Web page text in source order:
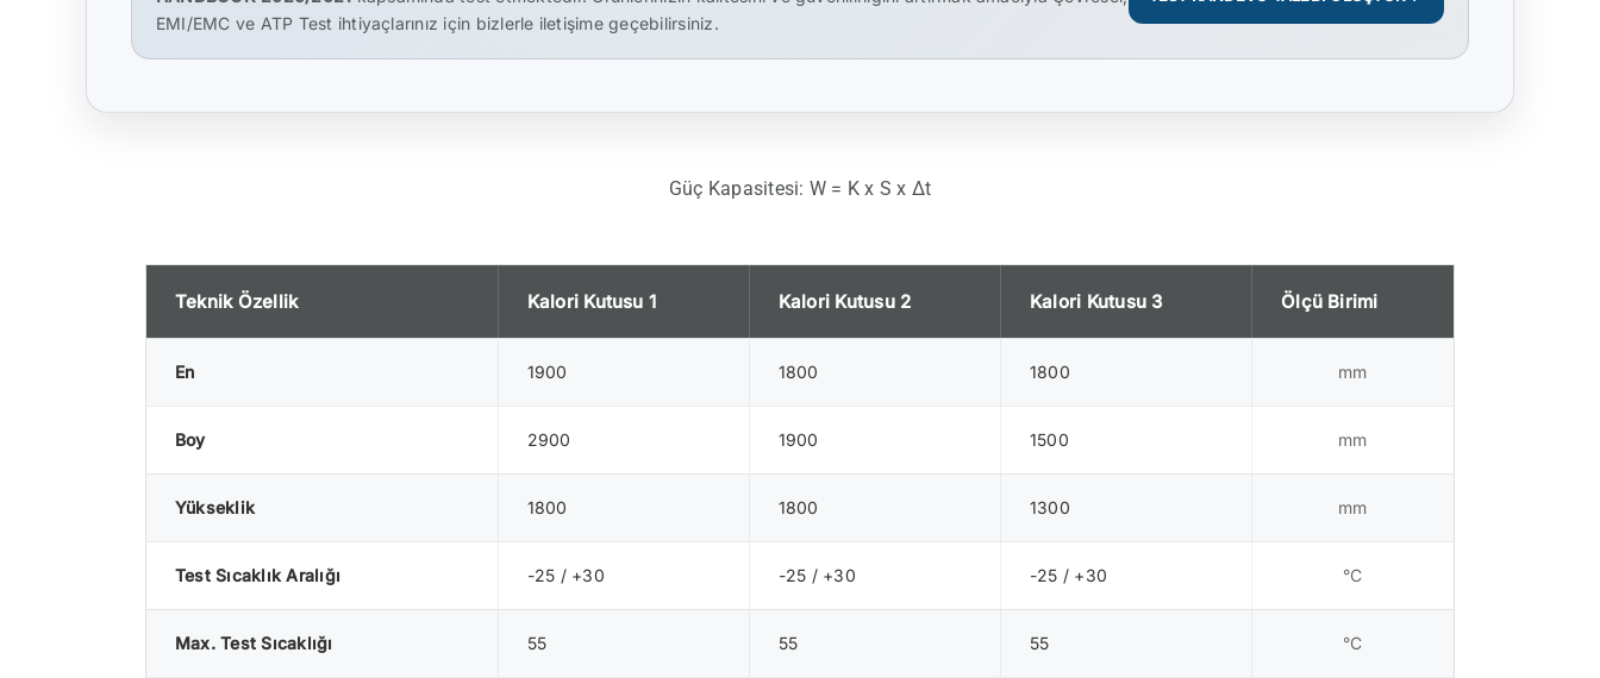
EMI/EMC ve ATP Test ihtiyaçlarınız için bizlerle iletişime geçebilirsiniz.
Güç Kapasitesi: W = K x S x Δt
Teknik Özellik Kalori Kutusu 1 Kalori Kutusu 2 Kalori Kutusu 3 Ölçü Birimi
En 1900 1800 1800 mm
Boy 2900 1900 1500 mm
Yükseklik 1800 1800 1300 mm
Test Sıcaklık Aralığı -25 / +30 -25 / +30 -25 / +30 °C
Max. Test Sıcaklığı 55 55 55 °C